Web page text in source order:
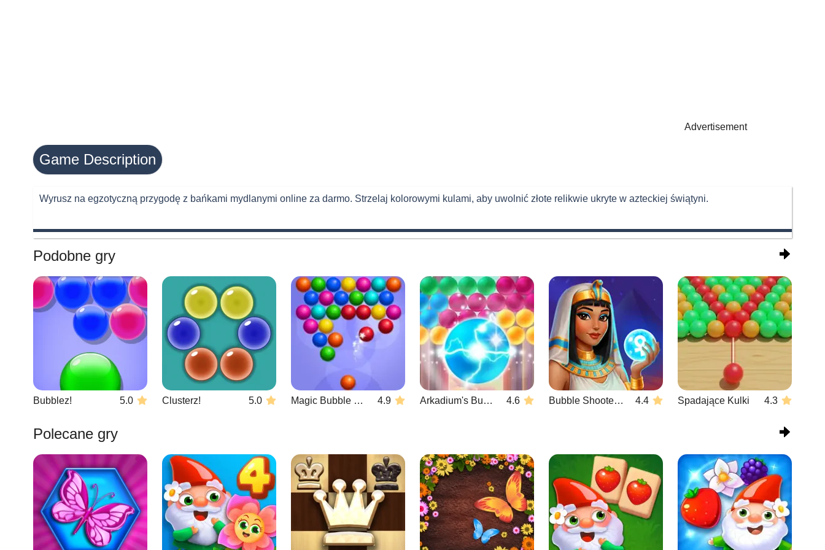
Advertisement
Game Description
Wyrusz na egzotyczną przygodę z bańkami mydlanymi online za darmo. Strzelaj kolorowymi kulami, aby uwolnić złote relikwie ukryte w azteckiej świątyni.
Podobne gry
Bubblez! 5.0 Clusterz! 5.0 Magic Bubble Quest: Classic 4.9 Arkadium's Bubble Shooter 4.6 Bubble Shooter Wonders of Egypt 4.4 Spadające Kulki 4.3
Polecane gry